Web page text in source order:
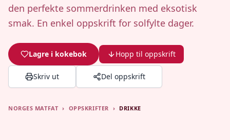
den perfekte sommerdrinken med eksotisk
smak. En enkel oppskrift for solfylte dager.
Lagre i kokebok Hopp til oppskrift
Skriv ut Del oppskrift
NORGES MATFAT › OPPSKRIFTER › DRIKKE